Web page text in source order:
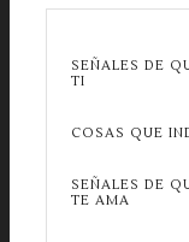
SEÑALES DE
TI
COSAS QUE
SEÑALES DE
TE AMA